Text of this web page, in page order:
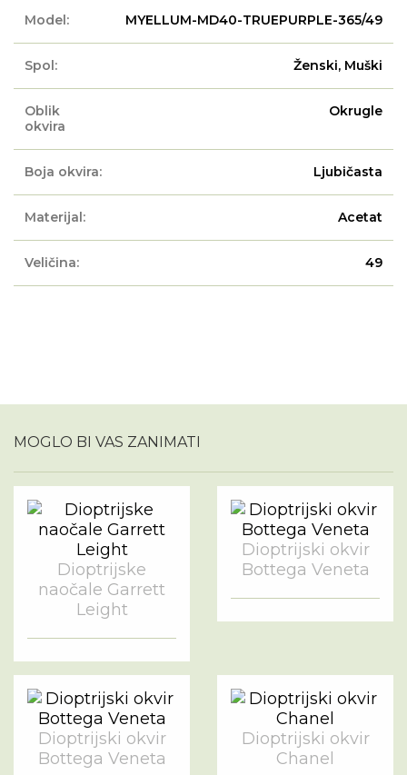
Model: MYELLUM-MD40-TRUEPURPLE-365/49
Spol: Ženski, Muški
Oblik
okvira
Okrugle
Boja okvira: Ljubičasta
Materijal: Acetat
Veličina: 49
MOGLO BI VAS ZANIMATI
Dioptrijske
naočale Garrett
Leight
Dioptrijski okvir
Bottega Veneta
Dioptrijski okvir
Bottega Veneta
Dioptrijski okvir
Chanel